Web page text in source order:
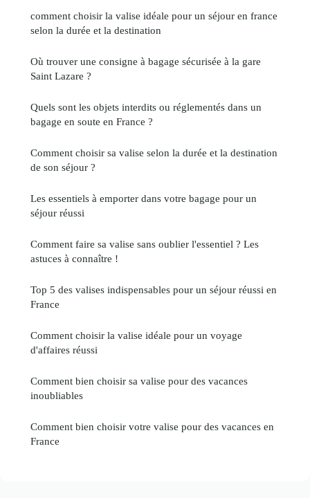
comment choisir la valise idéale pour un séjour en france
selon la durée et la destination
Où trouver une consigne à bagage sécurisée à la gare
Saint Lazare ?
Quels sont les objets interdits ou réglementés dans un
bagage en soute en France ?
Comment choisir sa valise selon la durée et la destination
de son séjour ?
Les essentiels à emporter dans votre bagage pour un
séjour réussi
Comment faire sa valise sans oublier l'essentiel ? Les
astuces à connaître !
Top 5 des valises indispensables pour un séjour réussi en
France
Comment choisir la valise idéale pour un voyage
d'affaires réussi
Comment bien choisir sa valise pour des vacances
inoubliables
Comment bien choisir votre valise pour des vacances en
France